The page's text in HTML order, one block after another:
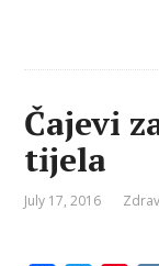
Čajevi
tijela
July 17, 2016